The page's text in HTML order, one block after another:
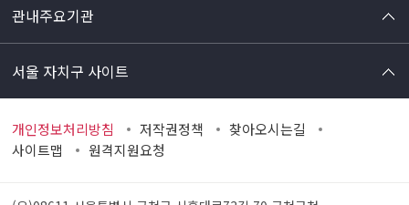
관내주요기관
서울 자치구 사이트
개인정보처리방침 저작권정책
찾아오시는길
사이트맵
원격지원요청